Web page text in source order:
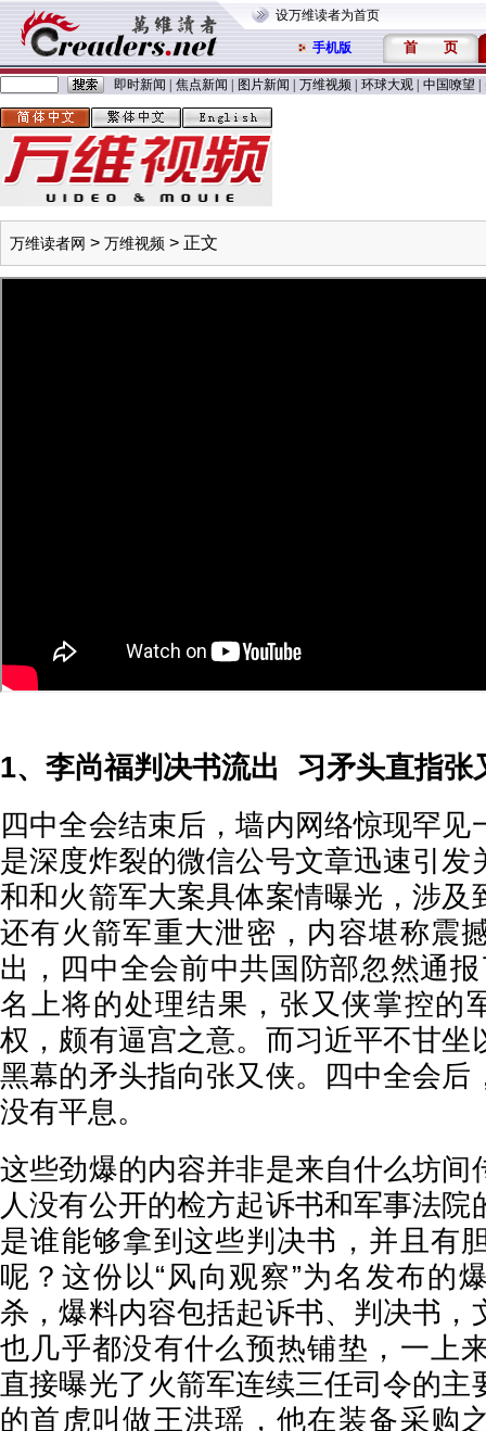
设万维读者为首页
手机版 首 页
即时新闻 焦点新闻 图片新闻 万维视频 环球大观 中国嘹望
万维读者网 > 万维视频 > 正文
1、李尚福判决书流出 习矛头直指张
四中全会结束后，墙内网络惊现罕见
是深度炸裂的微信公号文章迅速引发
和和火箭军大案具体案情曝光，涉及
还有火箭军重大泄密，内容堪称震
出，四中全会前中共国防部忽然通
名上将的处理结果，张又侠掌控的
权，颇有逼宫之意。而习近平不甘坐
黑幕的矛头指向张又侠。四中全会后
没有平息。
这些劲爆的内容并非是来自什么坊间
人没有公开的检方起诉书和军事法院
是谁能够拿到这些判决书，并且有
呢？这份以“风向观察”为名发布的
杀，爆料内容包括起诉书、判决书，
也几乎都没有什么预热铺垫，一上
直接曝光了火箭军连续三任司令的主
的首虎叫做王洪瑶，他在装备采购